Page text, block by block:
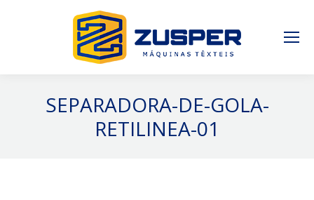
SEPARADORA-DE-GOLA-
RETILINEA-01